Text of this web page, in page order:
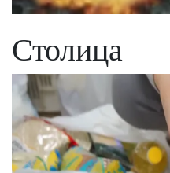
Столица
8 липня, 21:30